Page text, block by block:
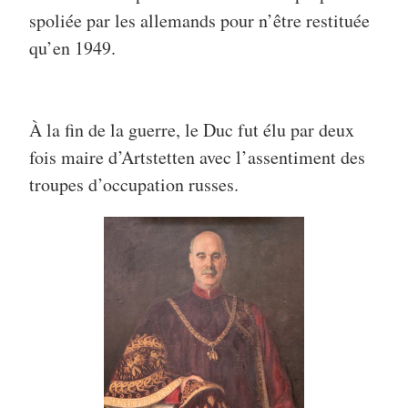
spoliée par les allemands pour n’être restituée
qu’en 1949.
À la fin de la guerre, le Duc fut élu par deux
fois maire d’Artstetten avec l’assentiment des
troupes d’occupation russes.